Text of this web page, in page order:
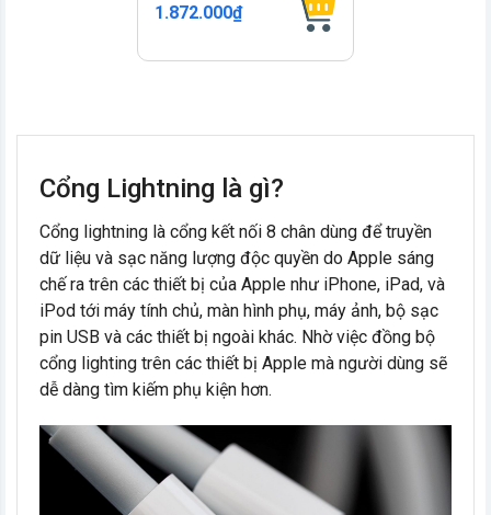
1.872.000₫
Cổng Lightning là gì?
Cổng lightning là cổng kết nối 8 chân dùng để truyền
dữ liệu và sạc năng lượng độc quyền do Apple sáng
chế ra trên các thiết bị của Apple như iPhone, iPad, và
iPod tới máy tính chủ, màn hình phụ, máy ảnh, bộ sạc
pin USB và các thiết bị ngoài khác. Nhờ việc đồng bộ
cổng lighting trên các thiết bị Apple mà người dùng sẽ
dễ dàng tìm kiếm phụ kiện hơn.